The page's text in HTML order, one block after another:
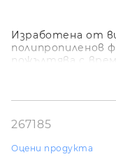
Изработена от
полипропиленов
пожълтява с
267185
Оцени продукта